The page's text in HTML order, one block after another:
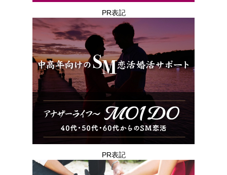
PR表記
PR表記